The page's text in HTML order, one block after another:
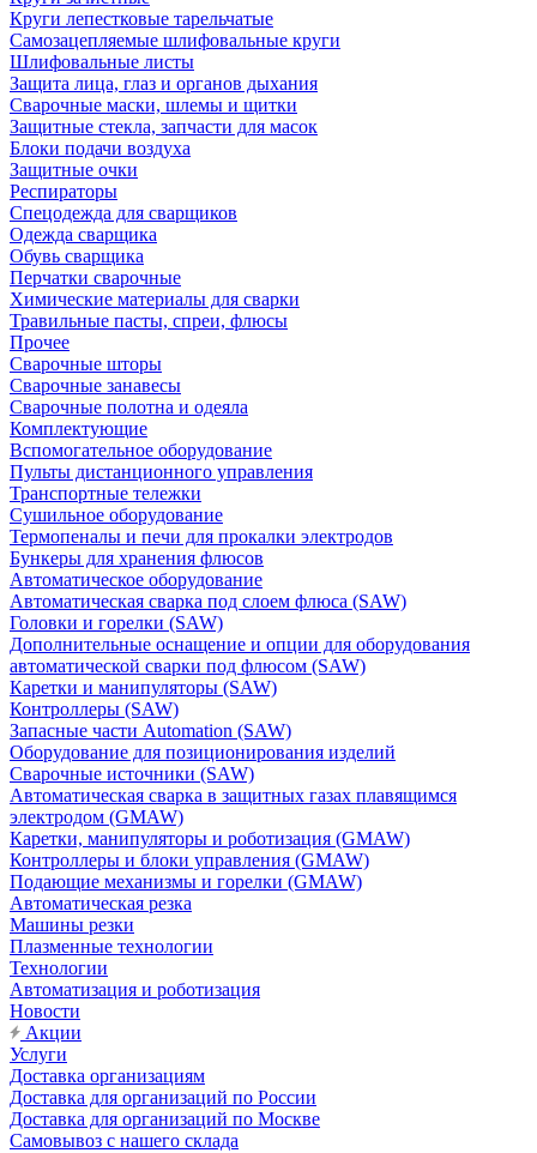
Круги лепестковые тарельчатые
Самозацепляемые шлифовальные круги
Шлифовальные листы
Защита лица, глаз и органов дыхания
Сварочные маски, шлемы и щитки
Защитные стекла, запчасти для масок
Блоки подачи воздуха
Защитные очки
Респираторы
Спецодежда для сварщиков
Одежда сварщика
Обувь сварщика
Перчатки сварочные
Химические материалы для сварки
Травильные пасты, спреи, флюсы
Прочее
Сварочные шторы
Сварочные занавесы
Сварочные полотна и одеяла
Комплектующие
Вспомогательное оборудование
Пульты дистанционного управления
Транспортные тележки
Сушильное оборудование
Термопеналы и печи для прокалки электродов
Бункеры для хранения флюсов
Автоматическое оборудование
Автоматическая сварка под слоем флюса (SAW)
Головки и горелки (SAW)
Дополнительные оснащение и опции для оборудования
автоматической сварки под флюсом (SAW)
Каретки и манипуляторы (SAW)
Контроллеры (SAW)
Запасные части Automation (SAW)
Оборудование для позиционирования изделий
Сварочные источники (SAW)
Автоматическая сварка в защитных газах плавящимся
электродом (GMAW)
Каретки, манипуляторы и роботизация (GMAW)
Контроллеры и блоки управления (GMAW)
Подающие механизмы и горелки (GMAW)
Автоматическая резка
Машины резки
Плазменные технологии
Технологии
Автоматизация и роботизация
Новости
Акции
Услуги
Доставка организациям
Доставка для организаций по России
Доставка для организаций по Москве
Самовывоз с нашего склада